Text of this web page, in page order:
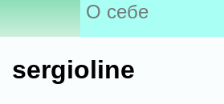
О себе
sergioline